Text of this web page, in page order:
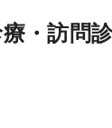
・訪問